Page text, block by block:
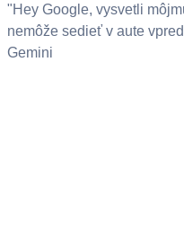
"Hey Google, vysvetli
nemôže sedieť v aute
Gemini